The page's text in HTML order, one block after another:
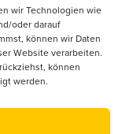
wir Technologien wie
oder darauf
können wir Daten
Website verarbeiten.
können
werden.